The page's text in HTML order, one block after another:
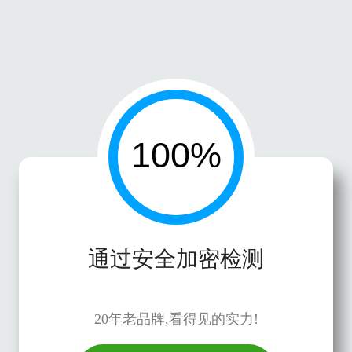
通过安全加密检测
20年老品牌,看得见的实力!